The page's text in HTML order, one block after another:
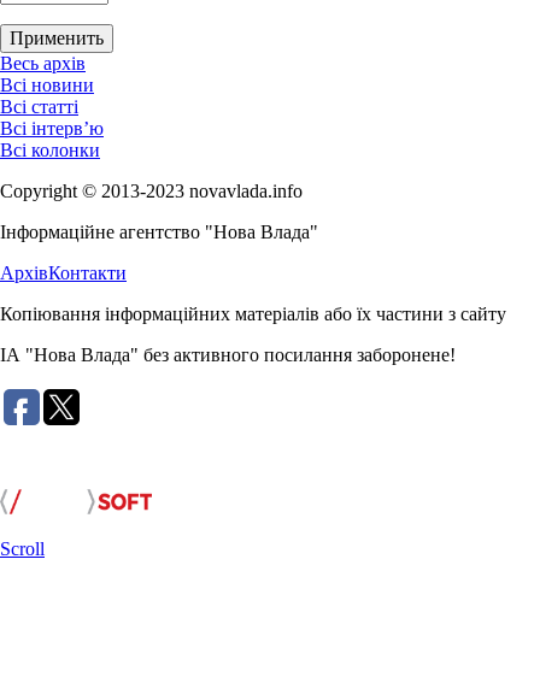
Весь архів
Всі новини
Всі статті
Всі інтерв’ю
Всі колонки
Copyright © 2013-2023 novavlada.info
Інформаційне агентство "Нова Влада"
АрхівКонтакти
Копіювання інформаційних матеріалів або їх частини з сайту
ІА "Нова Влада" без активного посилання заборонене!
Scroll